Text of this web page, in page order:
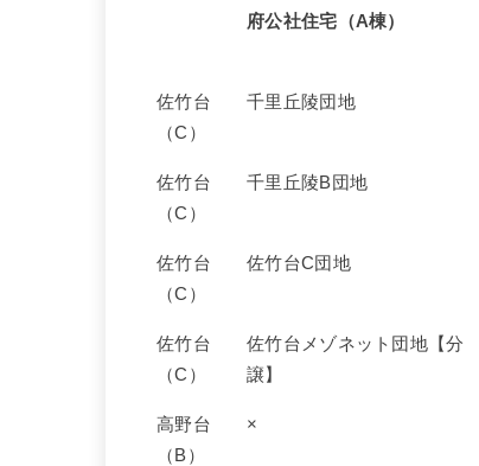
府公社住宅（A棟）
佐竹台
（C）
千里丘陵団地
佐竹台
（C）
千里丘陵B団地
佐竹台
（C）
佐竹台C団地
佐竹台
（C）
佐竹台メゾネット団地【分
譲】
高野台
（B）
×